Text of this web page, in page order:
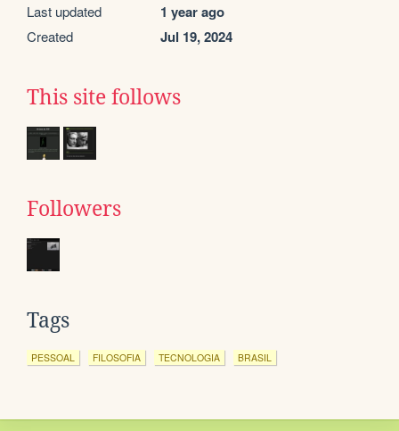
Last updated 1 year ago
Created Jul 19, 2024
This site follows
Followers
Tags
PESSOAL FILOSOFIA TECNOLOGIA BRASIL